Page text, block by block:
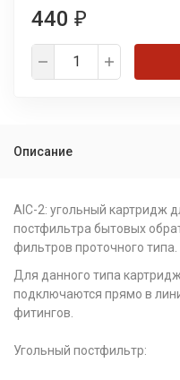
440 ₽
Описание
AIC-2: угольный картридж
постфильтра бытовых
фильтров проточного типа.
Для данного типа
подключаются прямо в
фитингов.
Угольный постфильтр: